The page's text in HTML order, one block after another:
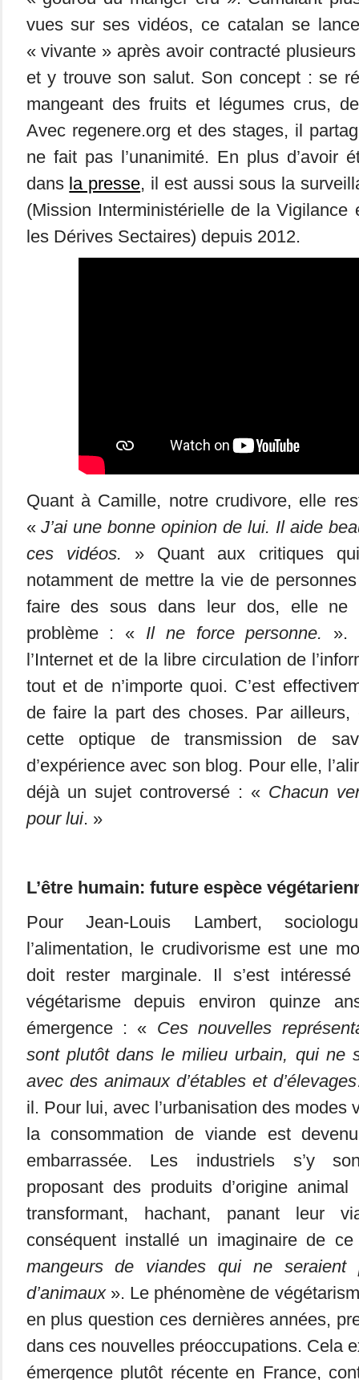
vues sur ses vidéos, ce catalan se
« vivante » après avoir contracté
et y trouve son salut. Son concept : se
mangeant des fruits et légumes crus,
Avec regenere.org et des stages, il
ne fait pas l’unanimité. En plus d’avoir
dans la presse, il est aussi sous la
(Mission Interministérielle de la Vigilance
les Dérives Sectaires) depuis 2012.
Quant à Camille, notre crudivore, elle
«J’ai une bonne opinion de lui. Il aide
ces vidéos. » Quant aux critiques
notamment de mettre la vie de
faire des sous dans leur dos, elle
problème : « Il ne force personne. ».
l’Internet et de la libre circulation de
tout et de n’importe quoi. C’est
de faire la part des choses. Par ailleurs,
cette optique de transmission de
d’expérience avec son blog. Pour elle,
déjà un sujet controversé : « Chacun
pour lui. »
L’être humain: future espèce
Pour Jean-Louis Lambert,
l’alimentation, le crudivorisme est une
doit rester marginale. Il s’est
végétarisme depuis environ quinze
émergence : « Ces nouvelles
sont plutôt dans le milieu urbain, qui ne
avec des animaux d’étables et
il. Pour lui, avec l’urbanisation des modes
la consommation de viande est
embarrassée. Les industriels s’y
proposant des produits d’origine
transformant, hachant, panant leur
conséquent installé un imaginaire de
mangeurs de viandes qui ne seraient
d’animaux». Le phénomène de
en plus question ces dernières années,
dans ces nouvelles préoccupations. Cela
émergence plutôt récente en France,